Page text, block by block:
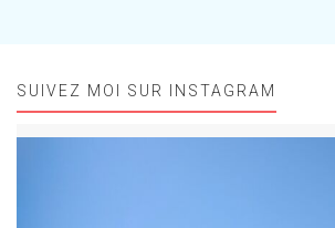
SUIVEZ MOI SUR INSTAGRAM